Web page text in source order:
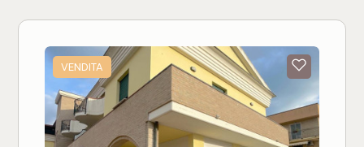
VENDITA